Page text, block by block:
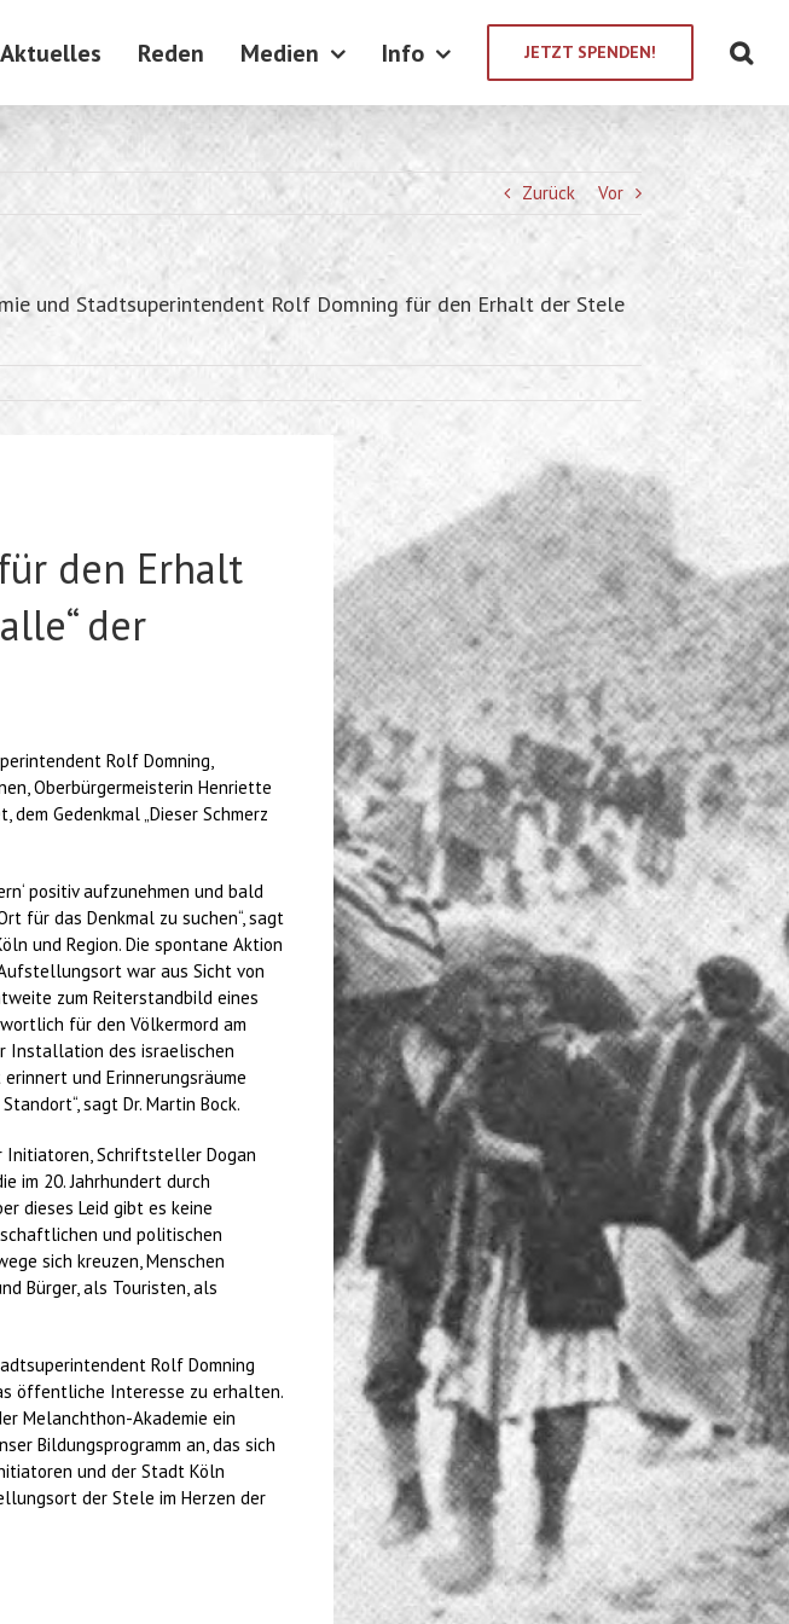
Aktuelles Reden Medien Info JETZT SPENDEN!
Zurück Vor
und Stadtsuperintendent Rolf Domning für den Erhalt der Stele
den Erhalt
der
Rolf Domning,
Oberbürgermeisterin Henriette
Gedenkmal „Dieser Schmerz
positiv aufzunehmen und bald
für das Denkmal zu suchen“, sagt
und Region. Die spontane Aktion
war aus Sicht von
zum Reiterstandbild eines
für den Völkermord am
Installation des israelischen
und Erinnerungsräume
sagt Dr. Martin Bock.
Initiatoren, Schriftsteller Dogan
im 20. Jahrhundert durch
dieses Leid gibt es keine
und politischen
sich kreuzen, Menschen
Bürger, als Touristen, als
Rolf Domning
öffentliche Interesse zu erhalten.
Melanchthon-Akademie ein
Bildungsprogramm an, das sich
und der Stadt Köln
der Stele im Herzen der